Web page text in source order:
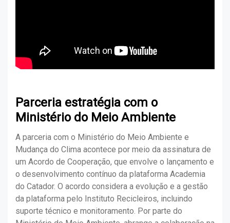
Parceria estratégia com o
Ministério do Meio Ambiente
A parceria com o Ministério do Meio Ambiente e
Mudança do Clima acontece por meio da assinatura de
um Acordo de Cooperação, que envolve o lançamento e
o desenvolvimento contínuo da plataforma Academia
do Catador. O acordo considera a evolução e a gestão
da plataforma pelo Instituto Recicleiros, incluindo
suporte técnico e monitoramento. Por parte do